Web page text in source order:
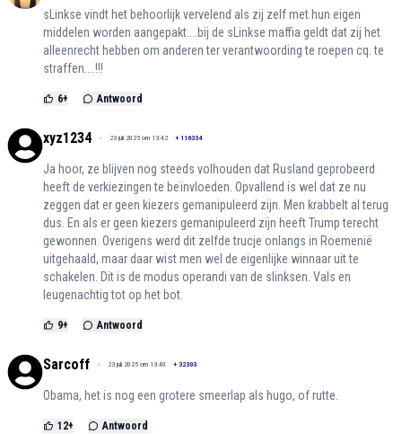
sLinkse vindt het behoorlijk vervelend als zij zelf met hun eigen
middelen worden aangepakt....bij de sLinkse maffia geldt dat zij het
alleenrecht hebben om anderen ter verantwoording te roepen cq. te
straffen....!!!
6+ Antwoord
xyz1234 23 juli 2025 om 13:42 + 116334
Ja hoor, ze blijven nog steeds volhouden dat Rusland geprobeerd
heeft de verkiezingen te beïnvloeden. Opvallend is wel dat ze nu
zeggen dat er geen kiezers gemanipuleerd zijn. Men krabbelt al terug
dus. En als er geen kiezers gemanipuleerd zijn heeft Trump terecht
gewonnen. Overigens werd dit zelfde trucje onlangs in Roemenië
uitgehaald, maar daar wist men wel de eigenlijke winnaar uit te
schakelen. Dit is de modus operandi van de slinksen. Vals en
leugenachtig tot op het bot.
9+ Antwoord
Sarcoff 23 juli 2025 om 13:40 + 32303
Obama, het is nog een grotere smeerlap als hugo, of rutte.
12+ Antwoord